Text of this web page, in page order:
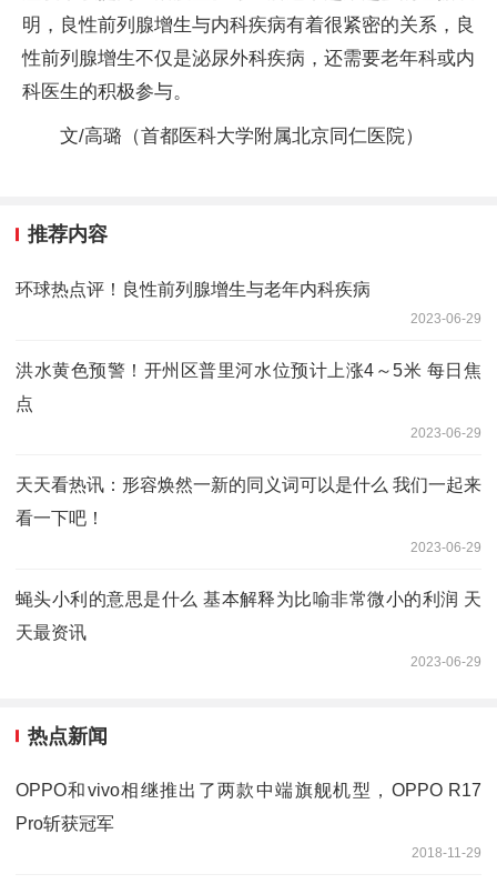
明，良性前列腺增生与内科疾病有着很紧密的关系，良
性前列腺增生不仅是泌尿外科疾病，还需要老年科或内
科医生的积极参与。
文/高璐（首都医科大学附属北京同仁医院）
推荐内容
环球热点评！良性前列腺增生与老年内科疾病
2023-06-29
洪水黄色预警！开州区普里河水位预计上涨4～5米 每日焦
点
2023-06-29
天天看热讯：形容焕然一新的同义词可以是什么 我们一起来
看一下吧！
2023-06-29
蝇头小利的意思是什么 基本解释为比喻非常微小的利润 天
天最资讯
2023-06-29
热点新闻
OPPO和vivo相继推出了两款中端旗舰机型，OPPO R17
Pro斩获冠军
2018-11-29